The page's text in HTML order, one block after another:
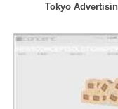
Tokyo